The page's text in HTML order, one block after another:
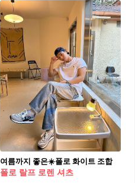
여름까지 좋은☀️폴로 화이트 조합⁠
폴로 랄프 로렌 셔츠